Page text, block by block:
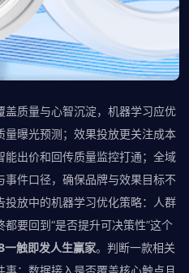
质量与心智沉淀，机器学习应优
曝光预测；效果投放更关注成本
出价和回传质量监控打通；全域
件口径，确保品牌与效果目标不
放中的机器学习优化策略：人群
要回到“是否提升可决策性”这个
一触即发人生赢家。判断一款相关
：数据接入是否覆盖核心触点且